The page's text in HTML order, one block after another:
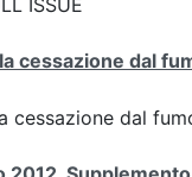
ISSUE
cessazione dal
cessazione dal